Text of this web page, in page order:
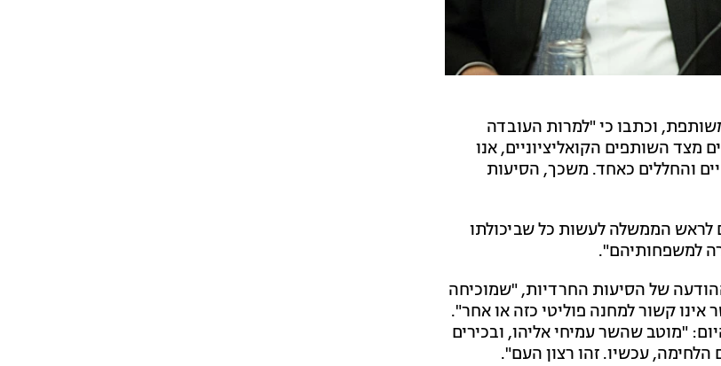
וכתבו כי "למרות העובדה
השותפים הקואליציוניים, אנו
והחללים כאחד. משכך, הסיעות
לראש הממשלה לעשות כל שביכולתו
למשפחותיהם".
של הסיעות החרדיות, "שמוכיחה
קשור למחנה פוליטי כזה או אחר".
"מוטב שהשר עמיחי אליהו, ובכירים
עכשיו. זהו רצון העם".